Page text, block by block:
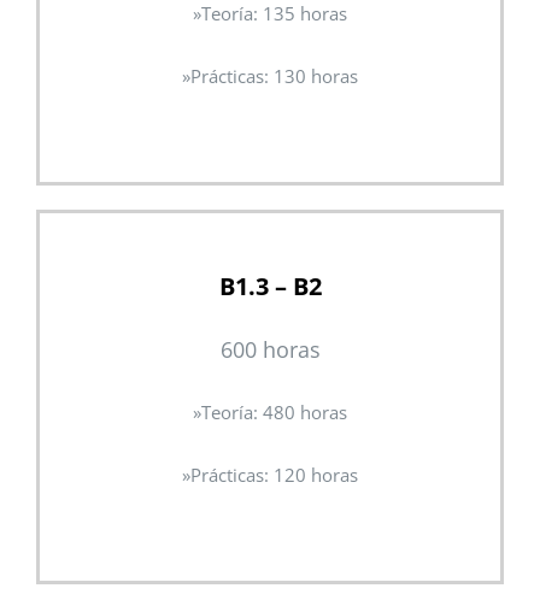
»Teoría: 135 horas
»Prácticas: 130 horas
B1.3 – B2
600 horas
»Teoría: 480 horas
»Prácticas: 120 horas